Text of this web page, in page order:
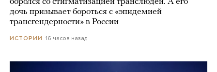
дочь призывает бороться с «эпидемией
трансгендерности» в России
ИСТОРИИ 16 часов назад